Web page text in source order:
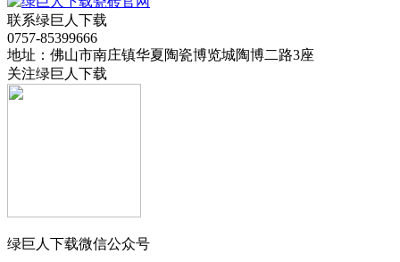
联系绿巨人下载
0757-85399666
地址：佛山市南庄镇华夏陶瓷博览城陶博二路3座
关注绿巨人下载
绿巨人下载微信公众号